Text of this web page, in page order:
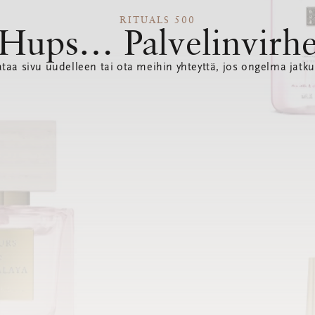
RITUALS 500
sivu uudelleen tai ota meihin yhteyttä, jos ongelma